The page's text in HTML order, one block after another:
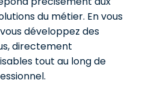
du métier. En vous
développez des
directement
tout au long de